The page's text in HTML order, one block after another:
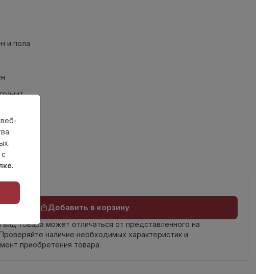
и пола
Добавить в корзину
товара может отличаться от представленного на
наличие необходимых характеристик и
приобретения товара.